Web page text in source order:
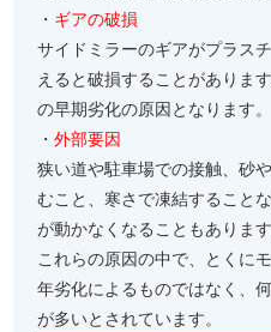
・ ギアの破損
サイドミラーのギアがプラス
えると破損することがありま
の早期劣化の原因となります。
・外部要因
狭い道や駐車場での接触、砂
むこと、寒さで凍結すること
が動かなくなることもあります
これらの原因の中で、とくに
年劣化によるものではなく、
が多いとされています。